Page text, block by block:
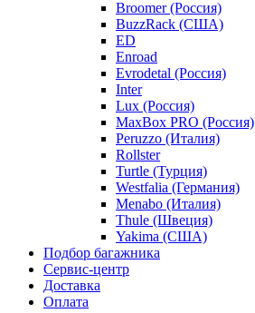
Broomer (Россия)
BuzzRack (США)
ED
Enroad
Evrodetal (Россия)
Inter
Lux (Россия)
MaxBox PRO (Россия)
Peruzzo (Италия)
Rollster
Turtle (Турция)
Westfalia (Германия)
Menabo (Италия)
Thule (Швеция)
Yakima (США)
Подбор багажника
Сервис-центр
Доставка
Оплата